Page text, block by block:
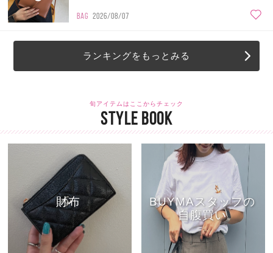
BAG 2026/08/07
ランキングをもっとみる
旬アイテムはここからチェック
STYLE BOOK
財布
BUYMAスタッフの
自腹買い